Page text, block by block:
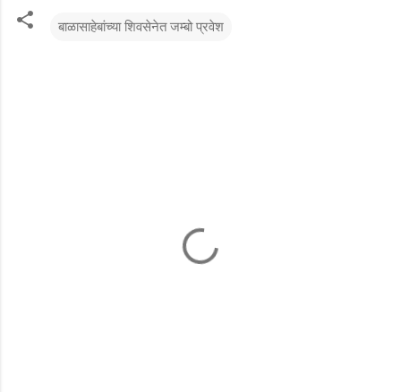
बाळासाहेबांच्या शिवसेनेत जम्बो प्रवेश